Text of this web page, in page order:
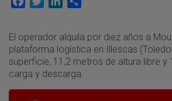
El operador alquila por diez años a
plataforma logística en Illescas
superficie, 11,2 metros de altura libre y
carga y descarga.